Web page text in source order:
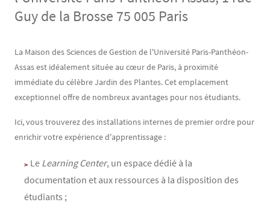
Guy de la Brosse 75 005 Paris
Contenu
Texte
La Maison des Sciences de Gestion de l'Université Paris-Panthéon-
Assas est idéalement située au cœur de Paris, à proximité
immédiate du célèbre Jardin des Plantes. Cet emplacement
exceptionnel offre de nombreux avantages pour nos étudiants.
Ici, vous trouverez des installations internes de premier ordre pour
enrichir votre expérience d'apprentissage :
Le Learning Center, un espace dédié à la
documentation et aux ressources à la disposition des
étudiants ;